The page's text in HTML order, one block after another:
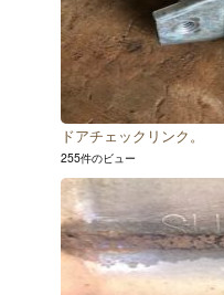
ドアチェックリンク。
255件のビュー